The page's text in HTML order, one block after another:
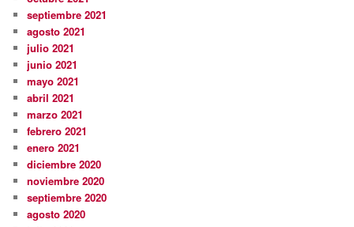
septiembre 2021
agosto 2021
julio 2021
junio 2021
mayo 2021
abril 2021
marzo 2021
febrero 2021
enero 2021
diciembre 2020
noviembre 2020
septiembre 2020
agosto 2020